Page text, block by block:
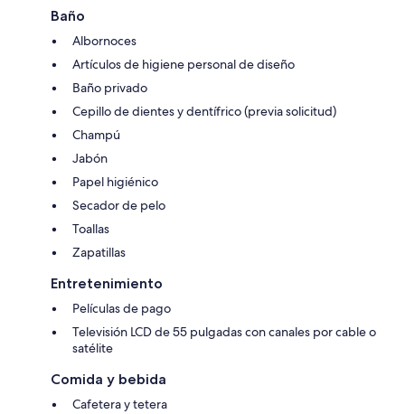
Baño
Albornoces
Artículos de higiene personal de diseño
Baño privado
Cepillo de dientes y dentífrico (previa solicitud)
Champú
Jabón
Papel higiénico
Secador de pelo
Toallas
Zapatillas
Entretenimiento
Películas de pago
Televisión LCD de 55 pulgadas con canales por cable o
satélite
Comida y bebida
Cafetera y tetera